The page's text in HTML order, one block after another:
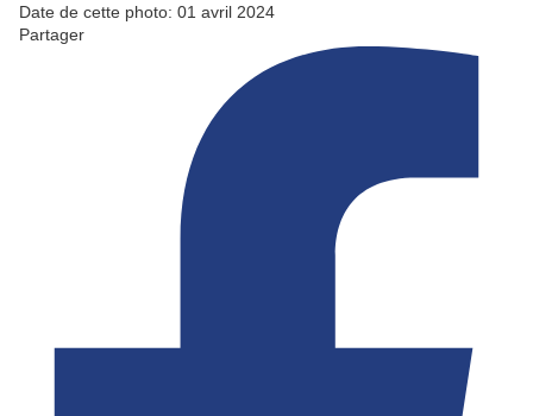
Date de cette photo: 01 avril 2024
Partager